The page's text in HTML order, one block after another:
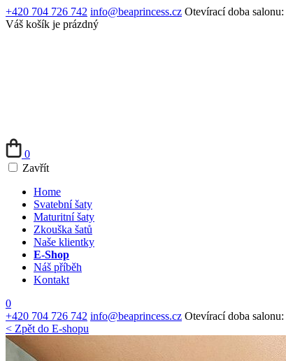
+420 704 726 742 info@beaprincess.cz Otevírací doba salonu:
Váš košík je prázdný
0
Zavřít
Home
Svatební šaty
Maturitní šaty
Zkouška šatů
Naše klientky
E-Shop
Náš příběh
Kontakt
0
+420 704 726 742 info@beaprincess.cz Otevírací doba salonu:
< Zpět do E-shopu